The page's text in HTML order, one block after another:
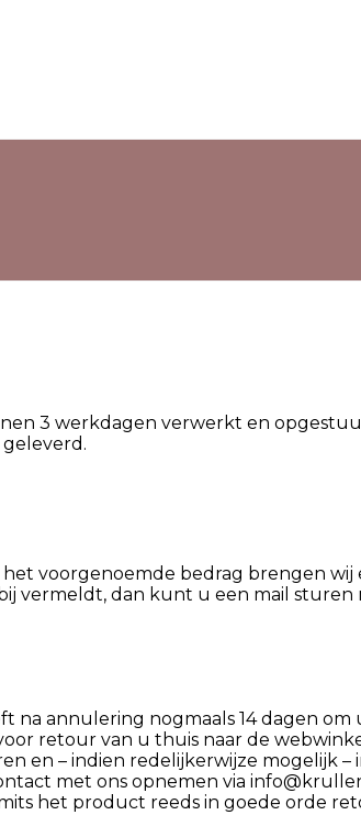
3 werkdagen verwerkt en
voorgenoemde bedrag brengen wij
vermeldt, dan kunt u een mail sturen
na annulering nogmaals 14 dagen
retour van u thuis naar de
en – indien redelijkerwijze mogelijk –
met ons opnemen via
het product reeds in goede orde